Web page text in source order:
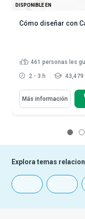
DISPONIBLE EN
Cómo diseñar con
461 personas les
2 - 3 h
Más información
Explora temas